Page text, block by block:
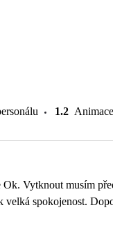
1.2 Animace
Vytknout musím
velká spokojenost.